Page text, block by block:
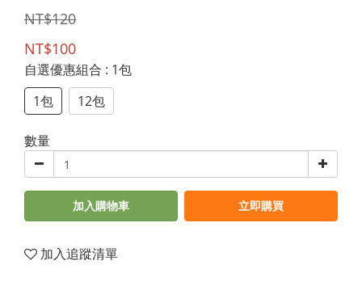
NT$120
NT$100
自選優惠組合 : 1包
1包
12包
數量
加入購物車 立即購買
加入追蹤清單